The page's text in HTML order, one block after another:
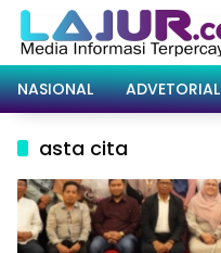
Langsung
konten
NASIONAL
ADVETORIAL
asta cita